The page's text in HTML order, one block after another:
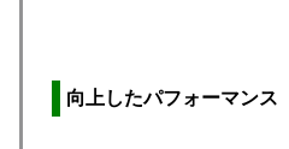
向上したパフォーマンス